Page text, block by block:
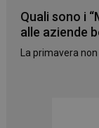
Quali sono i
alle aziende
La primavera